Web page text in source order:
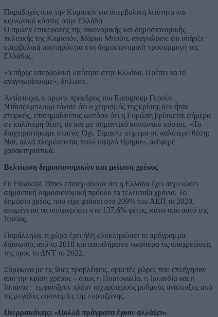
Παραδοχές από την Κομισιόν για υπερβολική λιτότητα και
κοινωνικό κόστος στην Ελλάδα
Ο πρώην επικεφαλής της οικονομικής και δημοσιονομικής
πολιτικής της Κομισιόν, Μάρκο Μπούτι, αναγνώρισε ότι υπήρξε
υπερβολική αυστηρότητα στη δημοσιονομική προσαρμογή της
Ελλάδας.
«Υπήρξε υπερβολική λιτότητα στην Ελλάδα. Πρέπει να το
αναγνωρίσουμε», δήλωσε.
Αντίστοιχα, ο πρώην πρόεδρος του Eurogroup Γερούν
Ντάισελμπλουμ τόνισε ότι ο χειρισμός της κρίσης δεν ήταν
επαρκής, επισημαίνοντας ωστόσο ότι η Ευρώπη βρίσκεται σήμερα
σε καλύτερη θέση, αν και με σημαντικό κοινωνικό κόστος. «Το
διαχειριστήκαμε σωστά; Όχι. Είμαστε σήμερα σε καλύτερη θέση;
Ναι, αλλά πληρώνοντας πολύ υψηλό τίμημα», ανέφερε
χαρακτηριστικά.
Βελτίωση δημοσιονομικών και μείωση χρέους
Οι Financial Times επισημαίνουν ότι η Ελλάδα έχει σημειώσει
σημαντική δημοσιονομική πρόοδο τα τελευταία χρόνια. Το
δημόσιο χρέος, που είχε φτάσει στο 209% του ΑΕΠ το 2020,
αναμένεται να υποχωρήσει στο 137,6% φέτος, κάτω από αυτό της
Ιταλίας.
Παράλληλα, η χώρα έχει ήδη ολοκληρώσει το πρόγραμμα
διάσωσης από το 2018 και αποπλήρωσε νωρίτερα τις υποχρεώσεις
της προς το ΔΝΤ το 2022.
Σύμφωνα με τις ίδιες προβλέψεις, αρκετές χώρες που επλήγησαν
από την κρίση χρέους – όπως η Πορτογαλία, η Ιρλανδία και η
Ισπανία – εμφανίζουν πλέον ισχυρότερους ρυθμούς ανάπτυξης από
τις μεγάλες οικονομίες της ευρωζώνης.
Πιερρακάκης: «Πολλά πράγματα έχουν αλλάξει»